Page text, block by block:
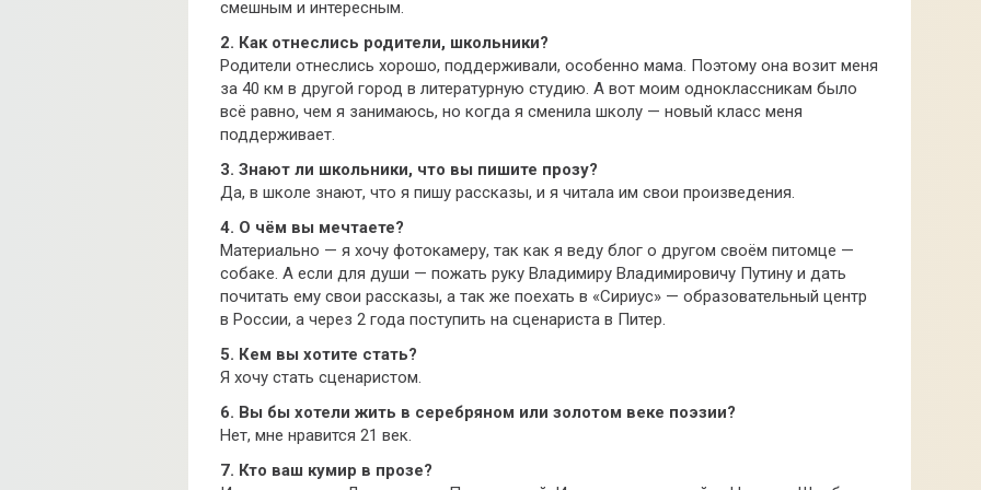
смешным и интересным.
2. Как отнеслись родители, школьники?
Родители отнеслись хорошо, поддерживали, особенно мама. Поэтому она возит меня
за 40 км в другой город в литературную студию. А вот моим одноклассникам было
всё равно, чем я занимаюсь, но когда я сменила школу — новый класс меня
поддерживает.
3. Знают ли школьники, что вы пишите прозу?
Да, в школе знают, что я пишу рассказы, и я читала им свои произведения.
4. О чём вы мечтаете?
Материально — я хочу фотокамеру, так как я веду блог о другом своём питомце —
собаке. А если для души — пожать руку Владимиру Владимировичу Путину и дать
почитать ему свои рассказы, а так же поехать в «Сириус» — образовательный центр
в России, а через 2 года поступить на сценариста в Питер.
5. Кем вы хотите стать?
Я хочу стать сценаристом.
6. Вы бы хотели жить в серебряном или золотом веке поэзии?
Нет, мне нравится 21 век.
7. Кто ваш кумир в прозе?